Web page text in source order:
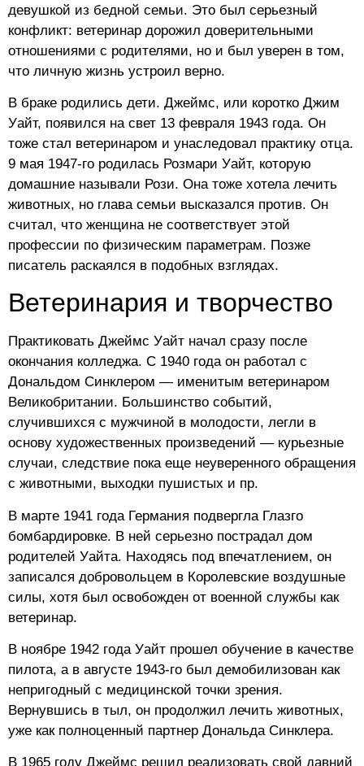
девушкой из бедной семьи. Это был серьезный
конфликт: ветеринар дорожил доверительными
отношениями с родителями, но и был уверен в том,
что личную жизнь устроил верно.
В браке родились дети. Джеймс, или коротко Джим
Уайт, появился на свет 13 февраля 1943 года. Он
тоже стал ветеринаром и унаследовал практику отца.
9 мая 1947-го родилась Розмари Уайт, которую
домашние называли Рози. Она тоже хотела лечить
животных, но глава семьи высказался против. Он
считал, что женщина не соответствует этой
профессии по физическим параметрам. Позже
писатель раскаялся в подобных взглядах.
Ветеринария и творчество
Практиковать Джеймс Уайт начал сразу после
окончания колледжа. С 1940 года он работал с
Дональдом Синклером — именитым ветеринаром
Великобритании. Большинство событий,
случившихся с мужчиной в молодости, легли в
основу художественных произведений — курьезные
случаи, следствие пока еще неуверенного обращения
с животными, выходки пушистых и пр.
В марте 1941 года Германия подвергла Глазго
бомбардировке. В ней серьезно пострадал дом
родителей Уайта. Находясь под впечатлением, он
записался добровольцем в Королевские воздушные
силы, хотя был освобожден от военной службы как
ветеринар.
В ноябре 1942 года Уайт прошел обучение в качестве
пилота, а в августе 1943-го был демобилизован как
непригодный с медицинской точки зрения.
Вернувшись в тыл, он продолжил лечить животных,
уже как полноценный партнер Дональда Синклера.
В 1965 году Джеймс решил реализовать свой давний